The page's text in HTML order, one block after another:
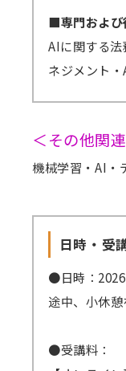
■専門および
AIに関する
ネジメント
＜その他関
機械学習・AI・
日時・受
●日時：
途中、小休憩
●受講料：